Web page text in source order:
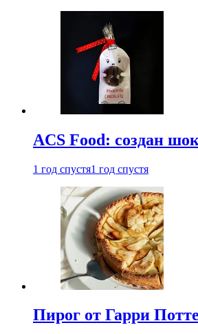
ACS Food: создан
1 год спустя1 год спустя
Пирог от Гарри